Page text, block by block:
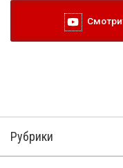
Рубрики